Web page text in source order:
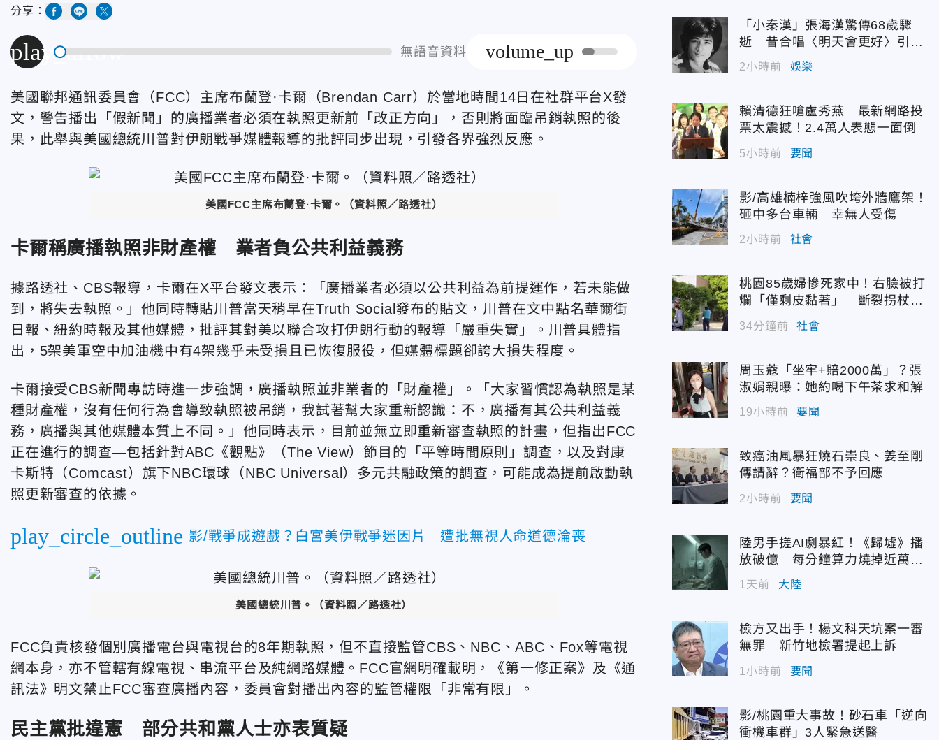
分享：
play_arrow 無語音資料 volume_up
美國聯邦通訊委員會（FCC）主席布蘭登·卡爾（Brendan Carr）於當地時間14日在社群平台X發
文，警告播出「假新聞」的廣播業者必須在執照更新前「改正方向」，否則將面臨吊銷執照的後
果，此舉與美國總統川普對伊朗戰爭媒體報導的批評同步出現，引發各界強烈反應。
美國FCC主席布蘭登·卡爾。（資料照／路透社）
卡爾稱廣播執照非財產權 業者負公共利益義務
據路透社、CBS報導，卡爾在X平台發文表示：「廣播業者必須以公共利益為前提運作，若未能做
到，將失去執照。」他同時轉貼川普當天稍早在Truth Social發布的貼文，川普在文中點名華爾街
日報、紐約時報及其他媒體，批評其對美以聯合攻打伊朗行動的報導「嚴重失實」。川普具體指
出，5架美軍空中加油機中有4架幾乎未受損且已恢復服役，但媒體標題卻誇大損失程度。
卡爾接受CBS新聞專訪時進一步強調，廣播執照並非業者的「財產權」。「大家習慣認為執照是某
種財產權，沒有任何行為會導致執照被吊銷，我試著幫大家重新認識：不，廣播有其公共利益義
務，廣播與其他媒體本質上不同。」他同時表示，目前並無立即重新審查執照的計畫，但指出FCC
正在進行的調查—包括針對ABC《觀點》（The View）節目的「平等時間原則」調查，以及對康
卡斯特（Comcast）旗下NBC環球（NBC Universal）多元共融政策的調查，可能成為提前啟動執
照更新審查的依據。
play_circle_outline 影/戰爭成遊戲？白宮美伊戰爭迷因片 遭批無視人命道德淪喪
美國總統川普。（資料照／路透社）
FCC負責核發個別廣播電台與電視台的8年期執照，但不直接監管CBS、NBC、ABC、Fox等電視
網本身，亦不管轄有線電視、串流平台及純網路媒體。FCC官網明確載明，《第一修正案》及《通
訊法》明文禁止FCC審查廣播內容，委員會對播出內容的監管權限「非常有限」。
民主黨批違憲 部分共和黨人士亦表質疑
「小秦漢」張海漢驚傳68歲驟
逝 昔合唱〈明天會更好〉引追
憶
2小時前 娛樂
賴清德狂嗆盧秀燕 最新網路投
票太震撼！2.4萬人表態一面倒
5小時前 要聞
影/高雄楠梓強風吹垮外牆鷹架！
砸中多台車輛 幸無人受傷
2小時前 社會
桃園85歲婦慘死家中！右臉被打
爛「僅剩皮黏著」 斷裂拐杖揭
駭人現場
34分鐘前 社會
周玉蔻「坐牢+賠2000萬」？張
淑娟親曝：她約喝下午茶求和解
19小時前 要聞
致癌油風暴狂燒石崇良、姜至剛
傳請辭？衛福部不予回應
2小時前 要聞
陸男手搓AI劇暴紅！《歸墟》播
放破億 每分鐘算力燒掉近萬台
1天前 大陸
檢方又出手！楊文科天坑案一審
無罪 新竹地檢署提起上訴
1小時前 要聞
影/桃園重大事故！砂石車「逆向
衝機車群」3人緊急送醫